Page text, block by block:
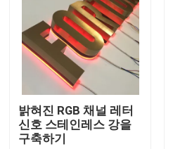
인용문을 요구하세요
3d 서한 신호
채널 레터 신호
백리트 서한 신호
밝혀진 RGB 채널 레터
신호 스테인레스 강을
구축하기